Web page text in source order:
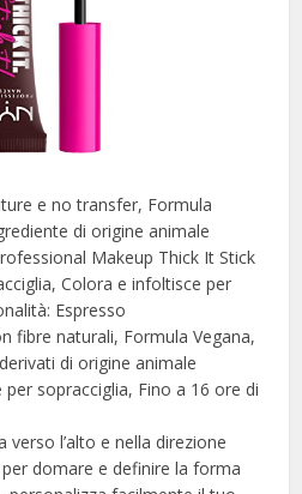
e no transfer, Formula
di origine animale
Makeup Thick It Stick
Colora e infoltisce per
Espresso
fibre naturali, Formula Vegana,
di origine animale
sopracciglia, Fino a 16 ore di
verso l’alto e nella direzione
domare e definire la forma